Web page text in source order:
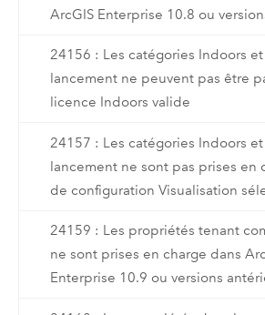
ArcGIS Enterprise 10.8 ou
24156 : Les catégories Indoors
lancement ne peuvent pas être
licence Indoors valide
24157 : Les catégories Indoors
lancement ne sont pas prises en
de configuration Visualisation
24159 : Les propriétés tenant
ne sont prises en charge dans
Enterprise 10.9 ou versions